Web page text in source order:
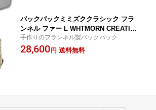
バックパックミミズククラシック フラ
ンネル ファー L WHTMORN CREATION
S モーン クリエイションズ【送料無
料】鞄 カバン リュック
手作りのフランネル製バックパック
28,600 円 送料無料